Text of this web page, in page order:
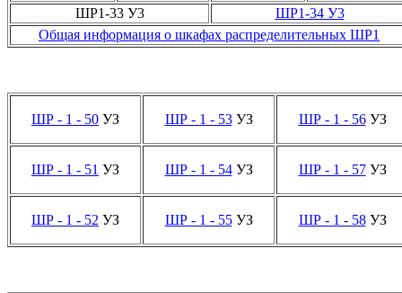
ШР1-33 У3
ШР1-34 У3
Общая информация о шкафах распределительных ШР1
ШР - 1 - 50 УЗ ШР - 1 - 53УЗ ШР - 1 - 56УЗ
ШР - 1 - 51 УЗ ШР - 1 - 54УЗ ШР - 1 - 57УЗ
ШР - 1 - 52 УЗ ШР - 1 - 55УЗ ШР - 1 - 58УЗ